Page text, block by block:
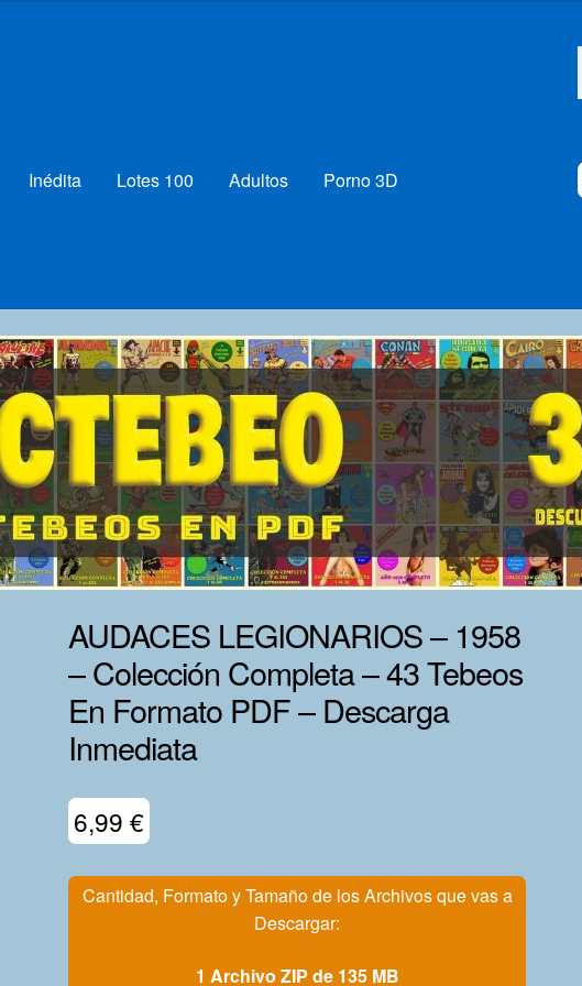
Inédita Lotes 100 Adultos Porno 3D
AUDACES LEGIONARIOS – 1958
– Colección Completa – 43 Tebeos
En Formato PDF – Descarga
Inmediata
6,99€
Cantidad, Formato y Tamaño de los Archivos que vas a
Descargar:
1 Archivo ZIP de 135 MB